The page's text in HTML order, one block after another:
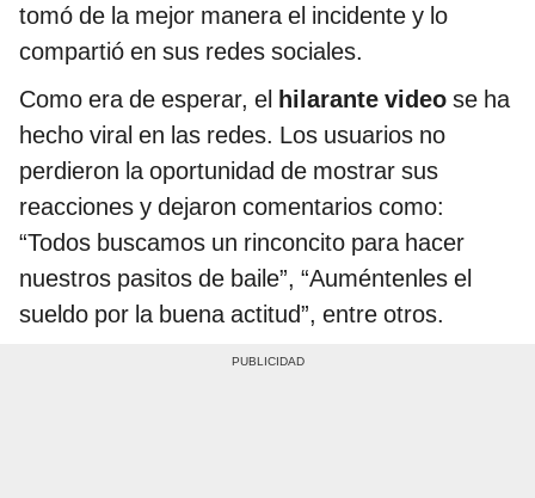
tomó de la mejor manera el incidente y lo
compartió en sus redes sociales.
Como era de esperar, el hilarante video se ha
hecho viral en las redes. Los usuarios no
perdieron la oportunidad de mostrar sus
reacciones y dejaron comentarios como:
“Todos buscamos un rinconcito para hacer
nuestros pasitos de baile”, “Auméntenles el
sueldo por la buena actitud”, entre otros.